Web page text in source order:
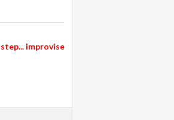
improvise